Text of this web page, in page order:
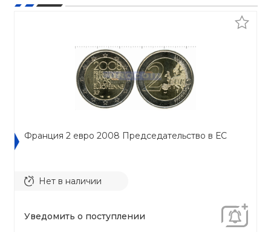
Франция 2 евро 2008 Председательство в ЕС
Нет в наличии
Уведомить о поступлении